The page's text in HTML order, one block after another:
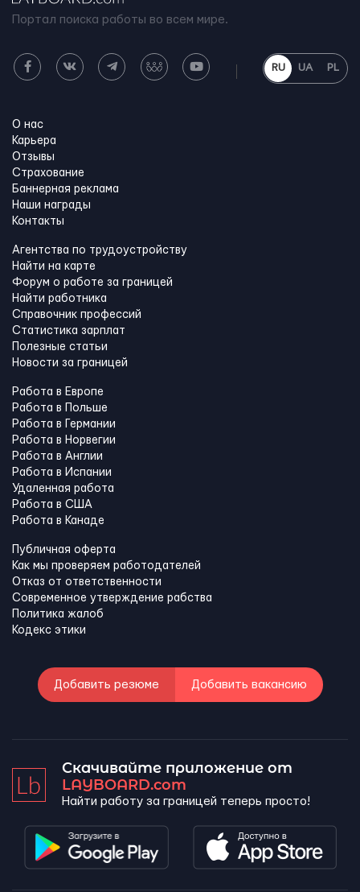
Портал поиска работы во всем мире.
RU UA PL
О нас
Карьера
Отзывы
Страхование
Баннерная реклама
Наши награды
Контакты
Агентства по трудоустройству
Найти на карте
Форум о работе за границей
Найти работника
Справочник профессий
Статистика зарплат
Полезные статьи
Новости за границей
Работа в Европе
Работа в Польше
Работа в Германии
Работа в Норвегии
Работа в Англии
Работа в Испании
Удаленная работа
Работа в США
Работа в Канадe
Публичная оферта
Как мы проверяем работодателей
Отказ от ответственности
Современное утверждение рабства
Политика жалоб
Кодекс этики
Добавить резюме Добавить вакансию
Скачивайте приложение от
LAYBOARD.com
Найти работу за границей теперь просто!